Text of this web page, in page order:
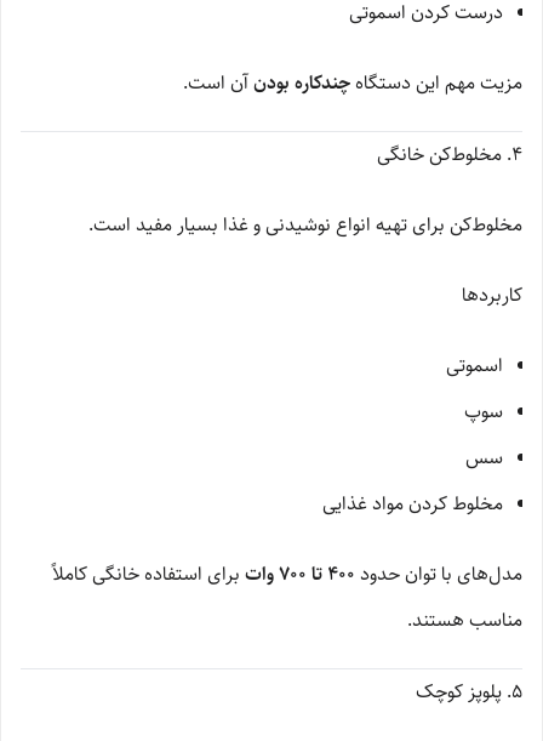
درست کردن اسموتی
مزیت مهم این دستگاه چندکاره بودنآن است.
۴. مخلوط‌کن خانگی
مخلوط‌کن برای تهیه انواع نوشیدنی و غذا بسیار مفید است.
کاربردها
اسموتی
سوپ
سس
مخلوط کردن مواد غذایی
مدل‌های با توان حدود ۴۰۰ تا ۷۰۰ وات
برای استفاده خانگی کاملاً
مناسب هستند.
۵. پلوپز کوچک